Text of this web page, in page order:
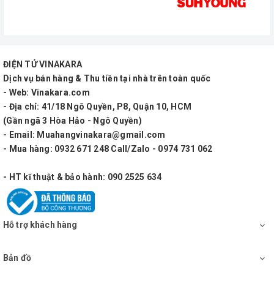
Yêu cầu công suất 220 - 240V ~ 50 - 60Hz
Kết cấu:
Cân nặng:
31.5cm)
ĐIỆN TỬ VINAKARA
Dịch vụ bán hàng & Thu tiền tại nhà trên toàn quốc
- Web: Vinakara.com
- Địa chỉ: 41/18 Ngô Quyền, P8, Quận 10, HCM
(Gần ngã 3 Hòa Hảo - Ngô Quyền)
- Email: Muahangvinakara@gmail.com
- Mua hàng: 0932 671 248 Call/Zalo - 0974 731 062
- HT kĩ thuật & bảo hành: 090 2525 634
Hỗ trợ khách hàng
Bản đồ